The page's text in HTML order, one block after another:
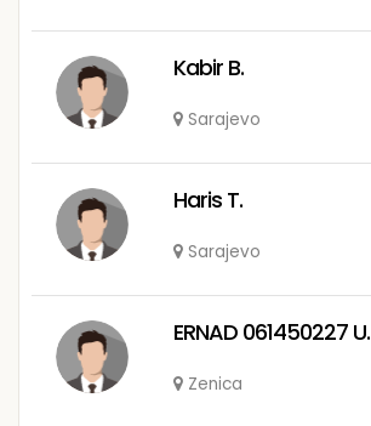
Kabir B.
Sarajevo
Haris T.
Sarajevo
ERNAD 061450227 U.
Zenica